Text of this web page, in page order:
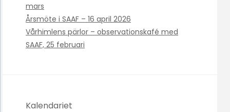
mars
Årsmöte i SAAF – 16 april 2026
Vårhimlens pärlor – observationskafé med
SAAF, 25 februari
Kalendariet